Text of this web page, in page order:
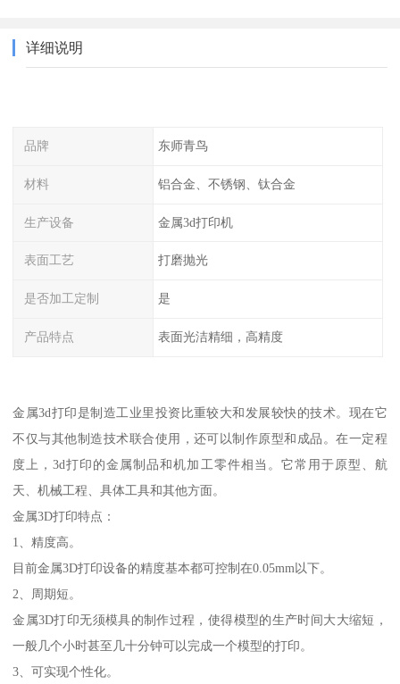
详细说明
品牌 东师青鸟
材料 铝合金、不锈钢、钛合金
生产设备 金属3d打印机
表面工艺 打磨抛光
是否加工定制 是
产品特点 表面光洁精细，高精度
金属3d打印是制造工业里投资比重较大和发展较快的技术。现在它
不仅与其他制造技术联合使用，还可以制作原型和成品。在一定程
度上，3d打印的金属制品和机加工零件相当。它常用于原型、航
天、机械工程、具体工具和其他方面。
金属3D打印特点：
1、精度高。
目前金属3D打印设备的精度基本都可控制在0.05mm以下。
2、周期短。
金属3D打印无须模具的制作过程，使得模型的生产时间大大缩短，
一般几个小时甚至几十分钟可以完成一个模型的打印。
3、可实现个性化。